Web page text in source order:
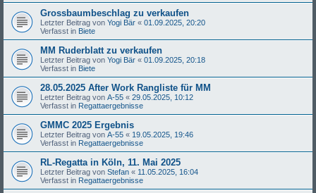
Grossbaumbeschlag zu verkaufen
Letzter Beitrag von Yogi Bär « 01.09.2025, 20:20
Verfasst in Biete
MM Ruderblatt zu verkaufen
Letzter Beitrag von Yogi Bär « 01.09.2025, 20:18
Verfasst in Biete
28.05.2025 After Work Rangliste für MM
Letzter Beitrag von A-55 « 29.05.2025, 10:12
Verfasst in Regattaergebnisse
GMMC 2025 Ergebnis
Letzter Beitrag von A-55 « 19.05.2025, 19:46
Verfasst in Regattaergebnisse
RL-Regatta in Köln, 11. Mai 2025
Letzter Beitrag von Stefan « 11.05.2025, 16:04
Verfasst in Regattaergebnisse